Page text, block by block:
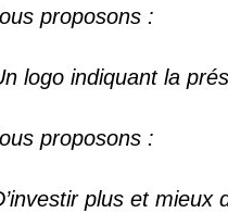
proposons :
logo indiquant la
proposons :
plus et mieux